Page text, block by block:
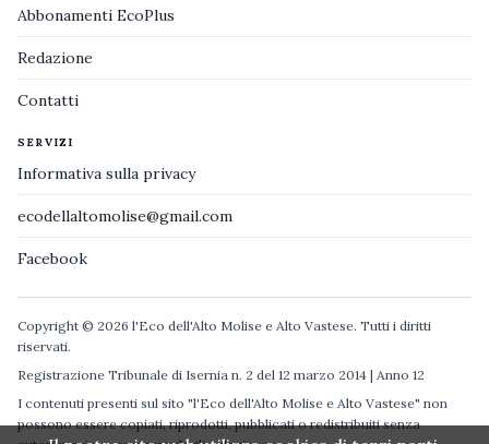
Abbonamenti EcoPlus
Redazione
Contatti
SERVIZI
Informativa sulla privacy
ecodellaltomolise@gmail.com
Facebook
Copyright © 2026 l'Eco dell'Alto Molise e Alto Vastese. Tutti i diritti
riservati.
Registrazione Tribunale di Isernia n. 2 del 12 marzo 2014 | Anno 12
I contenuti presenti sul sito "l'Eco dell'Alto Molise e Alto Vastese" non
possono essere copiati, riprodotti, pubblicati o redistribuiti senza